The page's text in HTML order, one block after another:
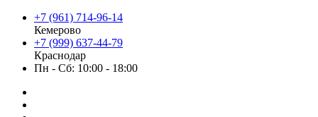
+7 (961) 714-96-14
Кемерово
+7 (999) 637-44-79
Краснодар
Пн - Сб: 10:00 - 18:00